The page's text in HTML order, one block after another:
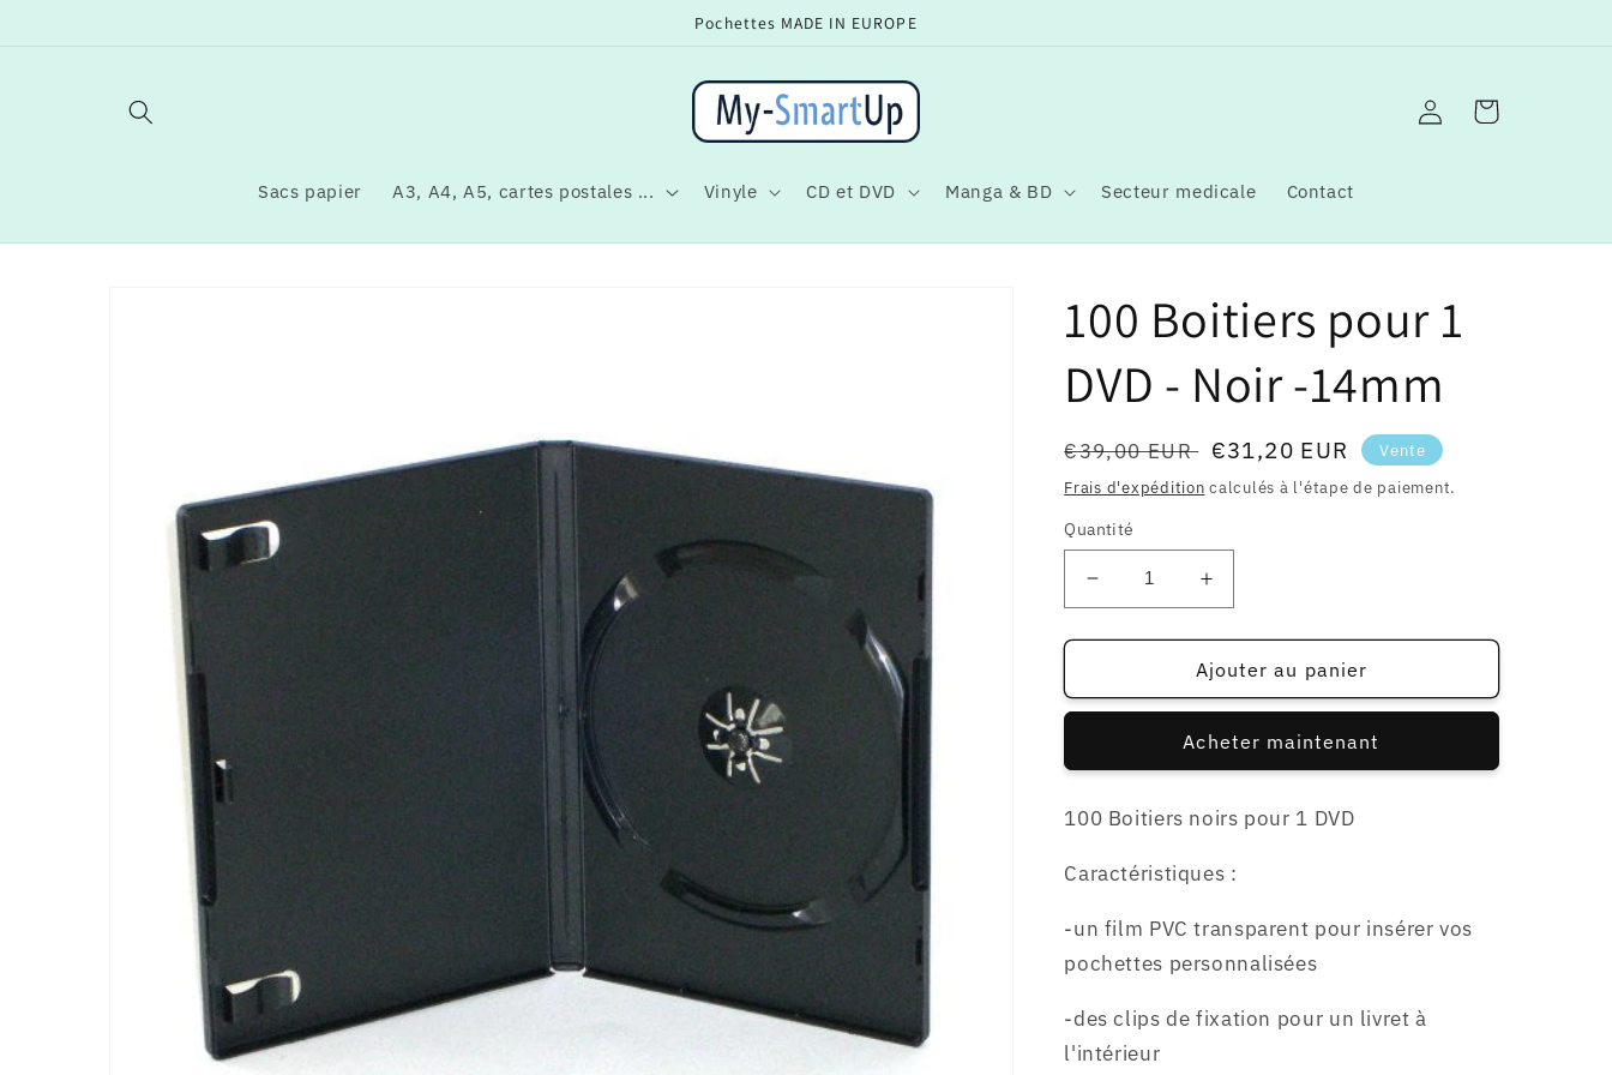
Pochettes MADE IN EUROPE
Sacs papier A3, A4, A5, cartes postales ... Vinyle CD et DVD Manga & BD Secteur medicale Contact
ConnexionPanier
100 Boitiers pour 1
DVD - Noir -14mm
Prix
habituel
€39,00 EUR Prix
soldé
€31,20 EUR
Vente
Frais d'expédition calculés à l'étape de paiement.
Quantité
Réduire
la
quantité
100
1
-
-14mm
Augmenter
la
quantité
de
100
pour
1
-
-14mm
Ajouter au panier
Acheter maintenant
100 Boitiers noirs pour 1 DVD
Caractéristiques :
-un film PVC transparent pour insérer vos
pochettes personnalisées
-des clips de fixation pour un livret à
l'intérieur